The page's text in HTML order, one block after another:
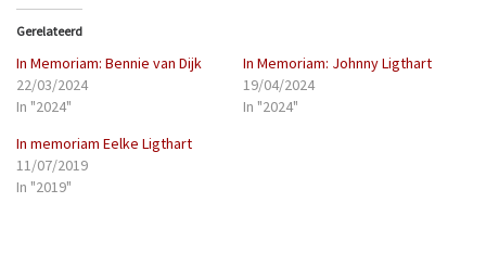
Gerelateerd
In Memoriam: Bennie van Dijk
22/03/2024
In "2024"
In Memoriam: Johnny Ligthart
19/04/2024
In "2024"
In memoriam Eelke Ligthart
11/07/2019
In "2019"